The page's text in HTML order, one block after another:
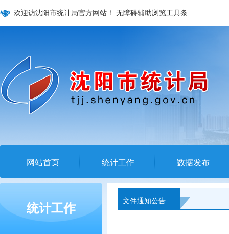
欢迎访沈阳市统计局官方网站！ 无障碍辅助浏览工具条
网站首页 统计工作 数据发布
统计工作
文件通知公告